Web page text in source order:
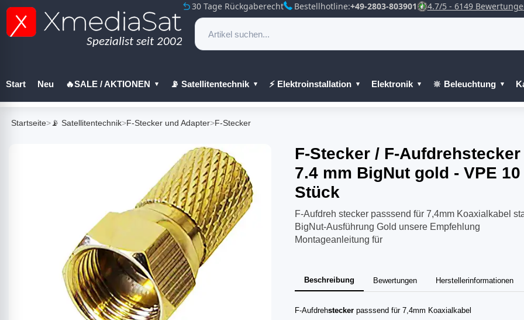
30 Tage Rückgaberecht Bestellhotline:+49-2803-803901 4.7/5 - 6149
Start Neu 🔥SALE / AKTIONEN 📡 Satellitentechnik ⚡ Elektroinstallation Elektronik 🔆 Beleuchtung
🔧 Werkzeug
Startseite>📡 Satellitentechnik>F-Stecker und Adapter>F-Stecker
F-Stecker / F-Aufdrehstecker
7.4 mm BigNut gold - VPE 10
Stück
F-Aufdreh stecker passsend für 7,4mm Koaxialkabel
BigNut-Ausführung Gold unsere Empfehlung
Montageanleitung für
Beschreibung Bewertungen Herstellerinformationen
F-Aufdrehsteckerpasssend für 7,4mm Koaxialkabel